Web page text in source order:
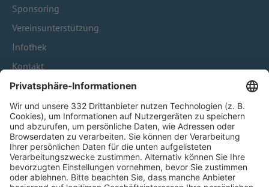
Sponsoring
Vereinsunterstützung
Infothek
Kontakt
HÄUFIG BESUCHTE SEITEN
Pässe und Vereinswechsel
Trainerausbildung
Schulungsangebot Vereinsmitarbeiter
BFV-Geschäftsstellen